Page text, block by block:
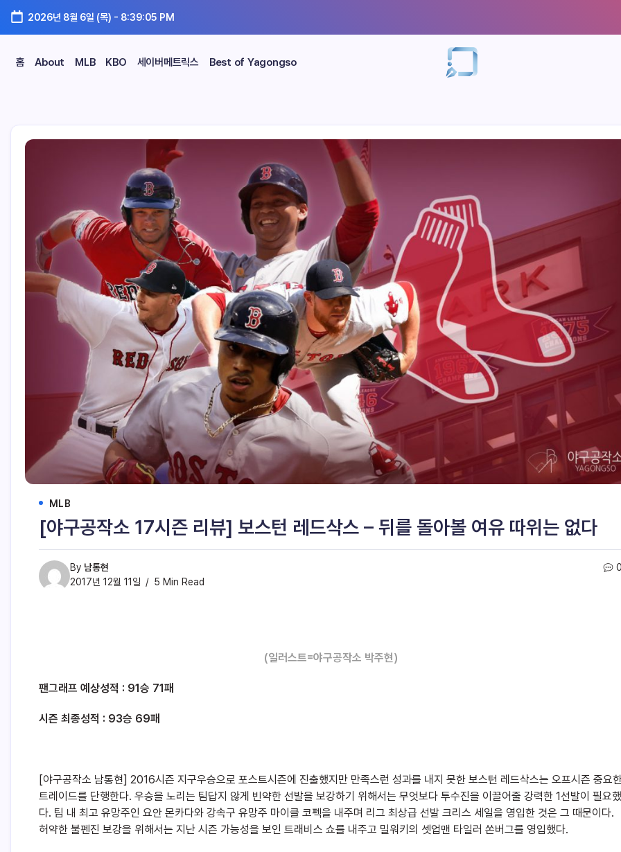
2026년 8월 6일 (목) - 8:39:06 PM
홈 About MLB KBO 세이버메트릭스 Best of Yagongso
MLB
[야구공작소 17시즌 리뷰] 보스턴 레드삭스 – 뒤를 돌아볼 여유 따위는 없다
By 남통현
2017년 12월 11일
5 Min Read
(일러스트=야구공작소 박주현)
팬그래프 예상성적 : 91승 71패
시즌 최종성적 : 93승 69패
[야구공작소 남통현] 2016시즌 지구우승으로 포스트시즌에 진출했지만 만족스런 성과를 내지 못한 보스턴 레드삭스는 오프시즌 중요
트레이드를 단행한다. 우승을 노리는 팀답지 않게 빈약한 선발을 보강하기 위해서는 무엇보다 투수진을 이끌어줄 강력한 1선발이 필요했
다. 팀 내 최고 유망주인 요안 몬카다와 강속구 유망주 마이클 코펙을 내주며 리그 최상급 선발 크리스 세일을 영입한 것은 그 때문이다.
허약한 불펜진 보강을 위해서는 지난 시즌 가능성을 보인 트래비스 쇼를 내주고 밀워키의 셋업맨 타일러 쏜버그를 영입했다.